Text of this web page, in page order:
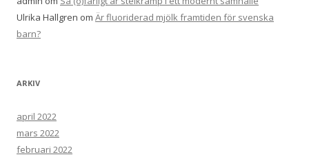
Ulrika Hallgren om Är fluoriderad mjölk framtiden för svenska
barn?
ARKIV
april 2022
mars 2022
februari 2022